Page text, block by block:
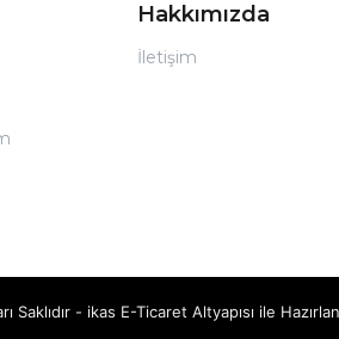
Hakkımızda
İletişim
Saklıdır - ikas E-Ticaret Altyapısı ile